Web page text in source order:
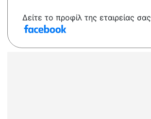
Δείτε το προφίλ της εταιρείας σας